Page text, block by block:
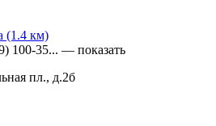
(1.4 км)
100-35... — показать
пл., д.2б